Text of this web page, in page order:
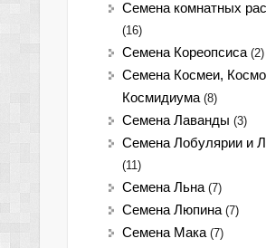
Семена комнатных
(16)
Семена Кореопсиса (2)
Семена Космеи,
Космидиума (8)
Семена Лаванды (3)
Семена Лобулярии и
(11)
Семена Льна (7)
Семена Люпина (7)
Семена Мака (7)